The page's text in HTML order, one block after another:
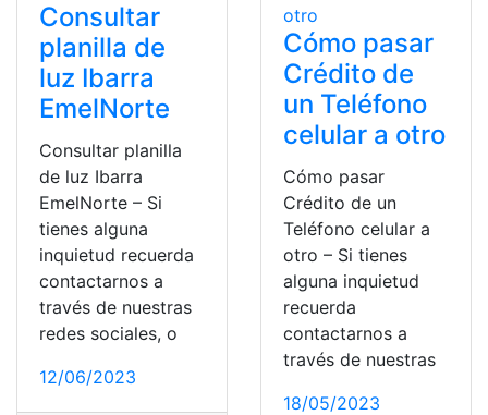
Consultar
planilla de
luz Ibarra
EmelNorte
Consultar planilla
de luz Ibarra
EmelNorte – Si
tienes alguna
inquietud recuerda
contactarnos a
través de nuestras
redes sociales, o
12/06/2023
Cómo pasar
Crédito de
un Teléfono
celular a otro
Cómo pasar
Crédito de un
Teléfono celular a
otro – Si tienes
alguna inquietud
recuerda
contactarnos a
través de nuestras
18/05/2023